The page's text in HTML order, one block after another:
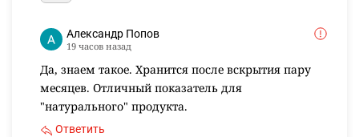
Александр Попов
19 часов назад
Да, знаем такое. Хранится после вскрытия пару
месяцев. Отличный показатель для
"натурального" продукта.
Ответить